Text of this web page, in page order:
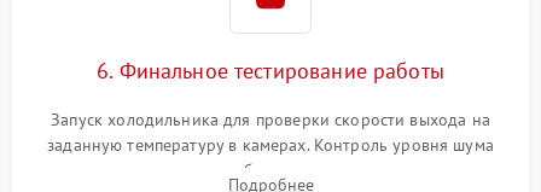
6. Финальное тестирование работы
Запуск холодильника для проверки скорости выхода на
заданную температуру в камерах. Контроль уровня шума
компрессора, отсутствия обмерзания стенок и корректного
Подробнее